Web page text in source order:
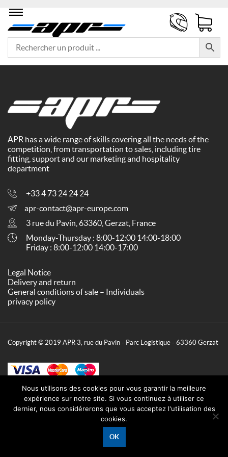
APR has a wide range of skills covering all the needs of the
competition, from transportation to sales, including tire
fitting, support and our marketing and hospitality
department
+33 4 73 24 24 24
apr-contact@apr-europe.com
3 rue du Pavin, 63360, Gerzat, France
Monday-Thursday : 8:00-12:00 14:00-18:00
Friday : 8:00-12:00 14:00-17:00
Legal Notice
Delivery and return
General conditions of sale – Individuals
privacy policy
Copyright © 2019 APR 3, rue du Pavin - Parc Logistique - 63360 Gerzat
Nous utilisons des cookies pour vous garantir la meilleure
expérience sur notre site. Si vous continuez à utiliser ce
dernier, nous considérerons que vous acceptez l'utilisation des
cookies.
OK